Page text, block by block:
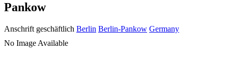
Pankow
Anschrift geschäftlich Berlin Berlin-Pankow Germany
No Image Available